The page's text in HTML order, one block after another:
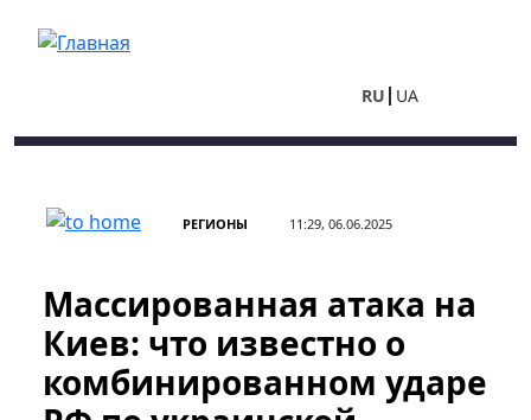
RU UA
РЕГИОНЫ 11:29, 06.06.2025
Массированная атака на
Киев: что известно о
комбинированном ударе